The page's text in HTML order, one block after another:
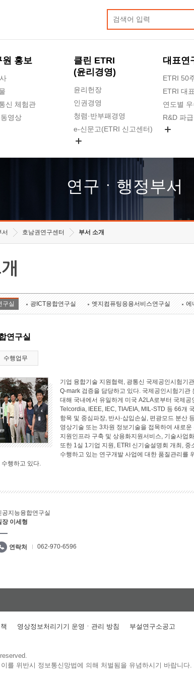
원 홍보
신 체험관
영상
클린 ETRI
(윤리경영)
윤리헌장
인권경영
청렴·반부패경영
e-신문고(ETRI 신고센터)
고객의소리
수의계약 현황
대표연
ETRI 50
ETRI 대
연도별
R&D 파
연구ㆍ행정부서
서 호남권연구센터 부서 소개
구실 광ICT융합연구실 엣지컴퓨팅응용서비스연구실 에
연구실
수행업무
기업 융합기술 지원협력, 광통신 국제공인시험기
Q-mark 검증을 담당하고 있다. 국제공인시험기관
대해 국내에서 유일하게 미국 A2LA로부터 국제
Telcordia, IEEE, IEC, TIA/EIA, MIL-STD 등 66개
항목 및 중심파장, 반사·삽입손실, 편광모드 분산
영상기술 또는 3차원 정보기술을 접목하여 새로
지원인프라 구축 및 상용화지원서비스, 기술사업
또한 1실 1기업 지원, ETRI 신기술설명회 개최,
수행하고 있는 연구개발 사업에 대한 품질관리를
행하고 있다.
공지능융합연구실
장 이세형
연락처 062-970-6596
영상정보처리기기 운영ㆍ관리 방침 부설연구소공고
를 위반시 정보통신망법에 의해 처벌됨을 유념하시기 바랍니다.